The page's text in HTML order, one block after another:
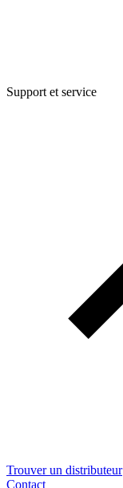
Support et service
Trouver un distributeur
Contact